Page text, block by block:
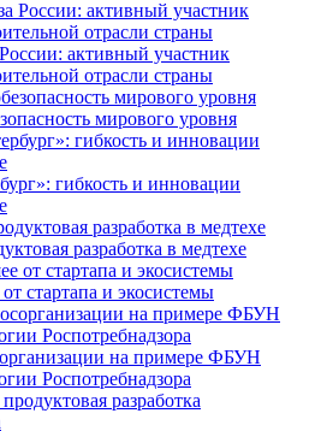
активный участник
отрасли страны
мирового уровня
гибкость и инновации
разработка в медтехе
стартапа и экосистемы
на примере ФБУН
Роспотребнадзора